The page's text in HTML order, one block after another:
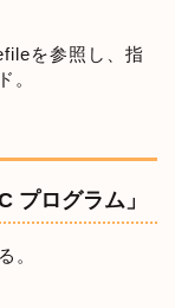
を参照し、指
。
プログラム」
。